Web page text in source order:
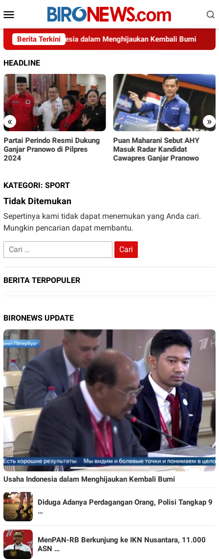
ke
kontenMobile
Berita Terkini
Usaha Indonesia dalam Menghijaukan Kembali Bumi
HEADLINE
« »
Partai Perindo Resmi Dukung
Ganjar Pranowo di Pilpres
2024
Puan Maharani Sebut AHY
Masuk Radar Kandidat
Cawapres Ganjar Pranowo
KATEGORI: SPORT
Tidak Ditemukan
Sepertinya kami tidak dapat menemukan yang Anda cari.
Mungkin pencarian dapat membantu.
Cari
untuk:
BERITA TERPOPULER
BIRONEWS UPDATE
Usaha Indonesia dalam Menghijaukan Kembali Bumi
Diduga Adanya Perdagangan Orang, Polisi Tangkap 9
…
MenPAN-RB Berkunjung ke IKN Nusantara, 11.000
ASN …